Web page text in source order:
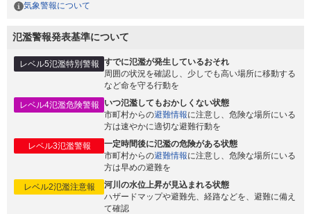
気象警報について
氾濫警報発表基準について
レベル5氾濫特別警報 すでに氾濫が発生しているおそれ
周囲の状況を確認し、少しでも高い場所に移動する
など命を守る行動を
レベル4氾濫危険警報
いつ氾濫してもおかしくない状態
市町村からの避難情報に注意し、危険な場所にいる
方は速やかに適切な避難行動を
レベル3氾濫警報
一定時間後に氾濫の危険がある状態
市町村からの避難情報に注意し、危険な場所にいる
方は早めの避難を
レベル2氾濫注意報
河川の水位上昇が見込まれる状態
ハザードマップや避難先、経路などを、避難に備え
て確認